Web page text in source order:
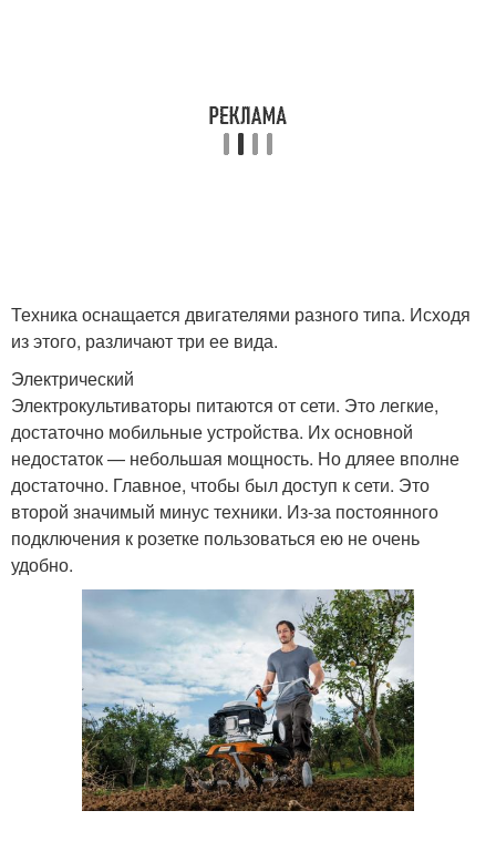
Техника оснащается двигателями разного типа. Исходя
из этого, различают три ее вида.
Электрический
Электрокультиваторы питаются от сети. Это легкие,
достаточно мобильные устройства. Их основной
недостаток — небольшая мощность. Но дляее вполне
достаточно. Главное, чтобы был доступ к сети. Это
второй значимый минус техники. Из-за постоянного
подключения к розетке пользоваться ею не очень
удобно.